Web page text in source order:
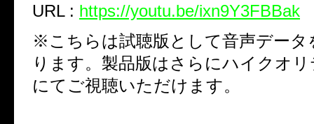
URL : https://youtu.be/ixn9Y3FBBak
※こちらは試聴版として音声データ
ります。製品版はさらにハイクオ
にてご視聴いただけます。